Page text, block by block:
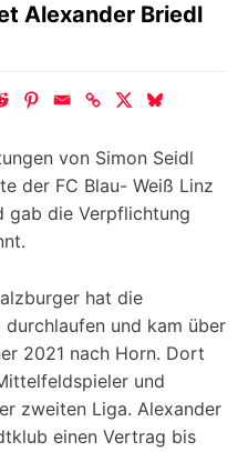
Alexander Briedl
von Simon Seidl
der FC Blau- Weiß Linz
gab die Verpflichtung
hat die
und kam über
2021 nach Horn. Dort
und
zweiten Liga. Alexander
einen Vertrag bis